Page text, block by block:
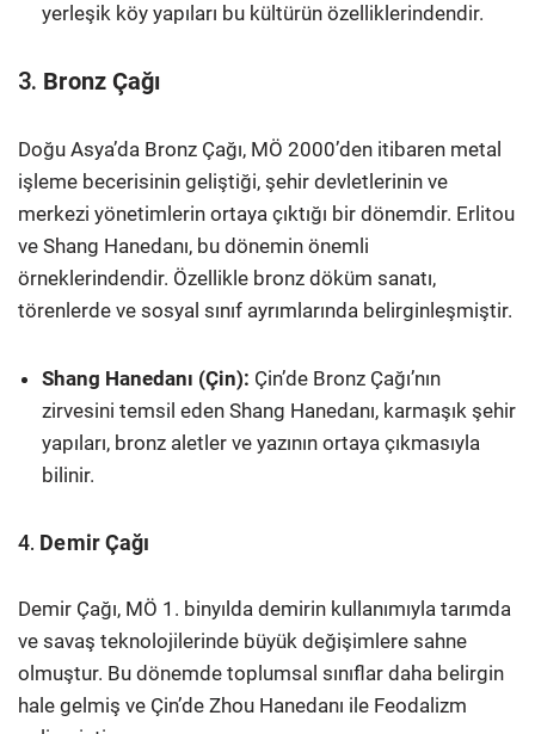
yerleşik köy yapıları bu kültürün özelliklerindendir.
3. Bronz Çağı
Doğu Asya’da Bronz Çağı, MÖ 2000’den itibaren metal
işleme becerisinin geliştiği, şehir devletlerinin ve
merkezi yönetimlerin ortaya çıktığı bir dönemdir. Erlitou
ve Shang Hanedanı, bu dönemin önemli
örneklerindendir. Özellikle bronz döküm sanatı,
törenlerde ve sosyal sınıf ayrımlarında belirginleşmiştir.
Shang Hanedanı (Çin): Çin’de Bronz Çağı’nın
zirvesini temsil eden Shang Hanedanı, karmaşık şehir
yapıları, bronz aletler ve yazının ortaya çıkmasıyla
bilinir.
4. Demir Çağı
Demir Çağı, MÖ 1. binyılda demirin kullanımıyla tarımda
ve savaş teknolojilerinde büyük değişimlere sahne
olmuştur. Bu dönemde toplumsal sınıflar daha belirgin
hale gelmiş ve Çin’de Zhou Hanedanı ile Feodalizm